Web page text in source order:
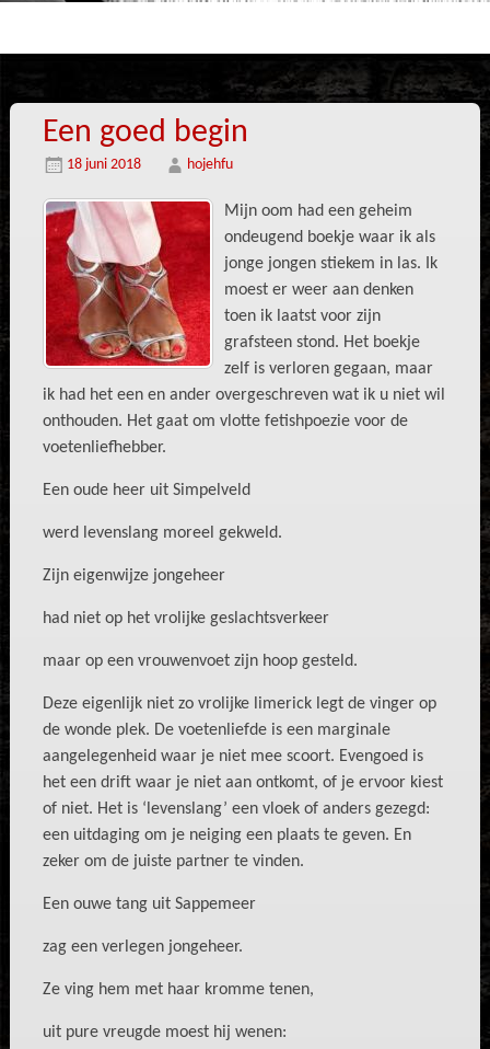
Een goed begin
18 juni 2018 hojehfu
Mijn oom had een geheim
ondeugend boekje waar ik als
jonge jongen stiekem in las. Ik
moest er weer aan denken
toen ik laatst voor zijn
grafsteen stond. Het boekje
zelf is verloren gegaan, maar
ik had het een en ander overgeschreven wat ik u niet wil
onthouden. Het gaat om vlotte fetishpoezie voor de
voetenliefhebber.
Een oude heer uit Simpelveld
werd levenslang moreel gekweld.
Zijn eigenwijze jongeheer
had niet op het vrolijke geslachtsverkeer
maar op een vrouwenvoet zijn hoop gesteld.
Deze eigenlijk niet zo vrolijke limerick legt de vinger op
de wonde plek. De voetenliefde is een marginale
aangelegenheid waar je niet mee scoort. Evengoed is
het een drift waar je niet aan ontkomt, of je ervoor kiest
of niet. Het is ‘levenslang’ een vloek of anders gezegd:
een uitdaging om je neiging een plaats te geven. En
zeker om de juiste partner te vinden.
Een ouwe tang uit Sappemeer
zag een verlegen jongeheer.
Ze ving hem met haar kromme tenen,
uit pure vreugde moest hij wenen: